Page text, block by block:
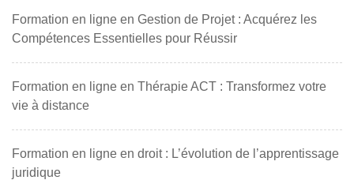
Formation en ligne en Gestion de Projet : Acquérez les
Compétences Essentielles pour Réussir
Formation en ligne en Thérapie ACT : Transformez votre
vie à distance
Formation en ligne en droit : L’évolution de l’apprentissage
juridique